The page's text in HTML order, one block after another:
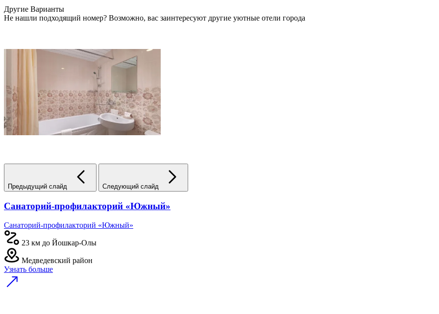
Другие Варианты
Не нашли подходящий номер? Возможно, вас заинтересуют другие уютные отели города
Предыдущий слайд Следующий слайд
Санаторий-профилакторий «Южный»
Санаторий-профилакторий «Южный»
23 км до Йошкар-Олы
Медведевский район
Узнать больше